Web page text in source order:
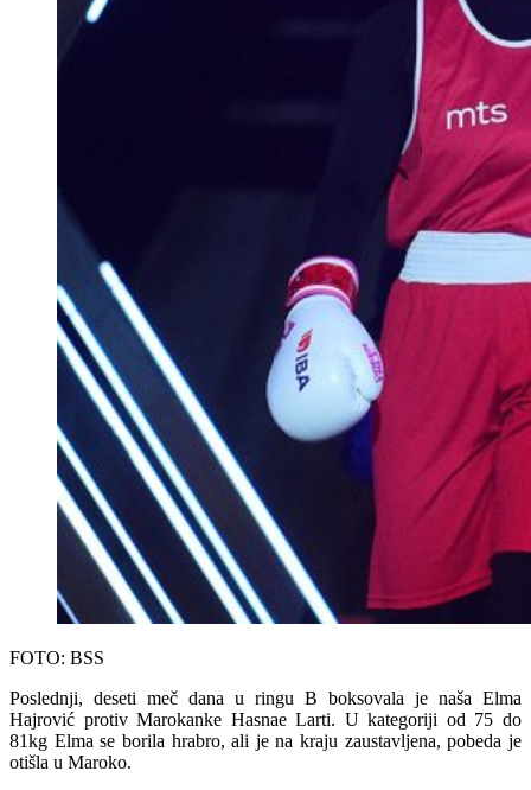
FOTO: BSS
Poslednji, deseti meč dana u ringu B boksovala je naša Elma
Hajrović protiv Marokanke Hasnae Larti. U kategoriji od 75 do
81kg Elma se borila hrabro, ali je na kraju zaustavljena, pobeda je
otišla u Maroko.